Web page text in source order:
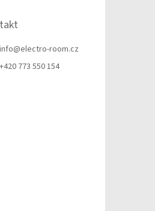
info@electro-room.cz
+420 773 550 154